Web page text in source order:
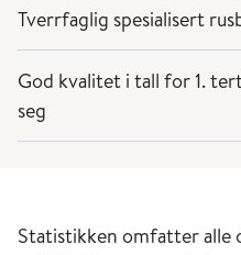
Tverrfaglig spesialisert
God kvalitet i tall for 1.
seg
Statistikken omfatter alle